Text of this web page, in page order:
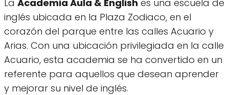
La Academia Aula & English es una escuela de
inglés ubicada en la Plaza Zodiaco, en el
corazón del parque entre las calles Acuario y
Arias. Con una ubicación privilegiada en la calle
Acuario, esta academia se ha convertido en un
referente para aquellos que desean aprender
y mejorar su nivel de inglés.